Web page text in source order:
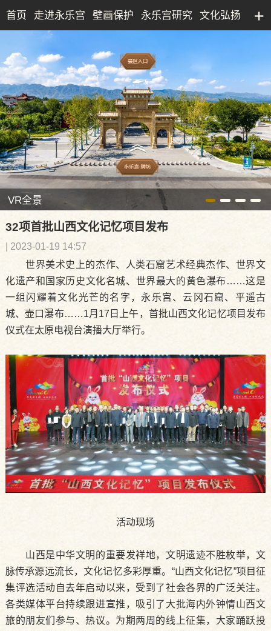
首页 走进永乐宫 壁画保护 永乐宫研究
文化弘扬
永乐宫研究院
文化产业 博物馆 典藏精品
VR全景
32项首批山西文化记忆项目发布
| 2023-01-19 14:57
世界美术史上的杰作、人类石窟艺术经典杰作、世界文
化遗产和国家历史文化名城、世界最大的黄色瀑布……这是
一组闪耀着文化光芒的名字，永乐宫、云冈石窟、平遥古
城、壶口瀑布……1月17日上午，首批山西文化记忆项目发布
仪式在太原电视台演播大厅举行。
活动现场
山西是中华文明的重要发祥地，文明遗迹不胜枚举，文
脉传承源远流长，文化记忆多彩厚重。“山西文化记忆”项目征
集评选活动自去年启动以来，受到了社会各界的广泛关注。
各类媒体平台持续跟进宣推，吸引了大批海内外钟情山西文
旅的朋友们参与、热议。为期两周的线上征集，大家踊跃投